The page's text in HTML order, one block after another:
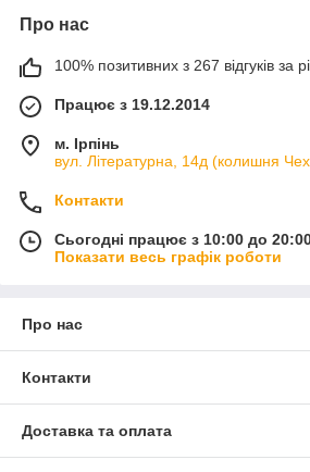
Про нас
100% позитивних з 267 відгуків за
Працює з 19.12.2014
м. Ірпінь
вул. Літературна, 14д (колишня
Контакти
Сьогодні працює з 10:00 до
Показати весь графік роботи
Про нас
Контакти
Доставка та оплата